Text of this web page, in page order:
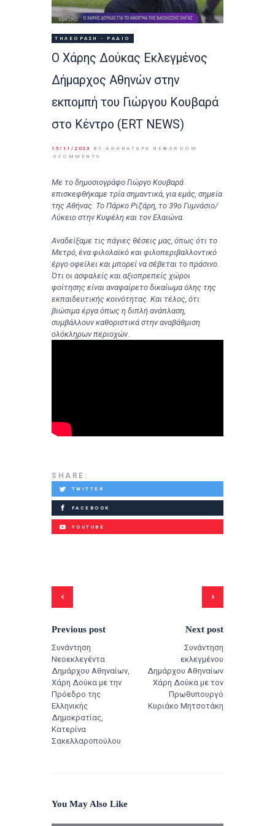
ΤΗΛΕΌΡΑΣΗ - ΡΆΔΙΟ
Ο Χάρης Δούκας Εκλεγμένος
Δήμαρχος Αθηνών στην
εκπομπή του Γιώργου Κουβαρά
στο Κέντρο (ERT NEWS)
15/11/2023
BY ΑΘΉΝΑΤΩΡΑ NEWSROOM
0 COMMENTS
Με το δημοσιογράφο Γιώργο Κουβαρά
επισκεφθήκαμε τρία σημαντικά, για εμάς, σημεία
της Αθήνας. Το Πάρκο Ριζάρη, το 39ο Γυμνάσιο/
Λύκειο στην Κυψέλη και τον Ελαιώνα.
Αναδείξαμε τις πάγιες θέσεις μας, όπως ότι το
Μετρό, ένα φιλολαϊκό και φιλοπεριβαλλοντικό
έργο οφείλει και μπορεί να σέβεται το πράσινο.
Ότι οι ασφαλείς και αξιοπρεπείς χώροι
φοίτησης είναι αναφαίρετο δικαίωμα όλης της
εκπαιδευτικής κοινότητας. Και τέλος, ότι
βιώσιμα έργα όπως η διπλή ανάπλαση,
συμβάλλουν καθοριστικά στην αναβάθμιση
ολόκληρων περιοχών.
SHARE:
TWITTER
FACEBOOK
YOUTUBE
Previous post
Συνάντηση
Νεοεκλεγέντα
Δημάρχου Αθηναίων,
Χάρη Δούκα με την
Πρόεδρο της
Ελληνικής
Δημοκρατίας,
Κατερίνα
Σακελλαροπούλου
Next post
Συνάντηση
εκλεγμένου
Δημάρχου Αθηναίων
Χάρη Δούκα με τον
Πρωθυπουργό
Κυριάκο Μητσοτάκη
You May Also Like